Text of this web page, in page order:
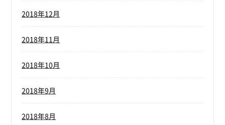
2018年12月
2018年11月
2018年10月
2018年9月
2018年8月